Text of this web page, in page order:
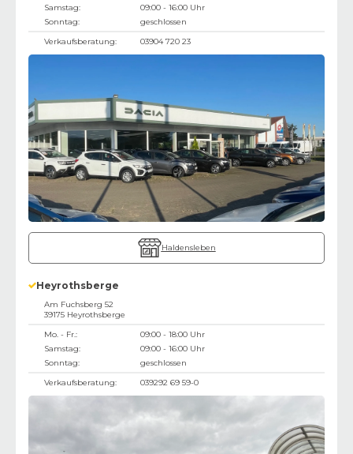
Samstag:
09:00 - 16:00 Uhr
Sonntag:
geschlossen
Verkaufsberatung:
03904 720 23
Haldensleben
Heyrothsberge
Am Fuchsberg 52
39175 Heyrothsberge
Mo. - Fr.:
09:00 - 18:00 Uhr
Samstag:
09:00 - 16:00 Uhr
Sonntag:
geschlossen
Verkaufsberatung:
039292 69 59-0